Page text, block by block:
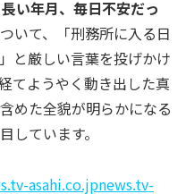
い年月、毎日不安だっ
いて、「刑務所に入る日
と厳しい言葉を投げかけ
てようやく動き出した真
めた全貌が明らかになる
しています。
asahi.co.jpnews.tv-